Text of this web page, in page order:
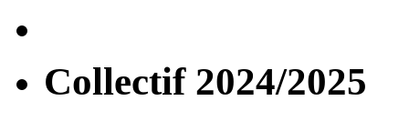
Collectif 2024/2025